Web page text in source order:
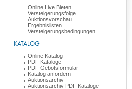
Online Live Bieten
Versteigerungsfolge
Auktionsvorschau
Ergebnislisten
Versteigerungsbedingungen
KATALOG
Online Katalog
PDF Kataloge
PDF Gebotsformular
Katalog anfordern
Auktionsarchiv
Auktionsarchiv PDF Kataloge